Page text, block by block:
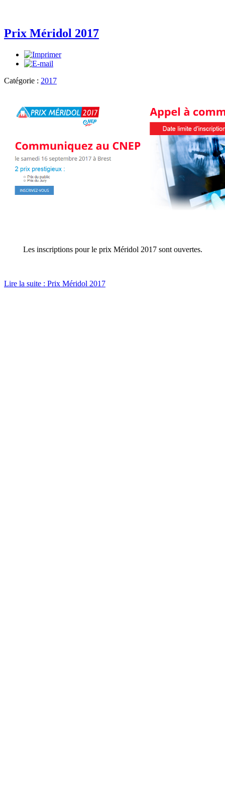
Prix Méridol 2017
Catégorie : 2017
Les inscriptions pour le prix Méridol 2017 sont ouvertes.
Lire la suite : Prix Méridol 2017